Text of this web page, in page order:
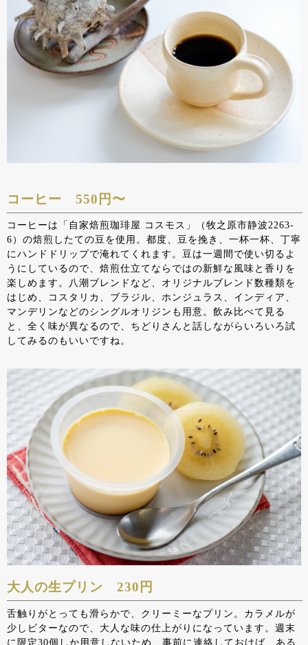
コーヒー 550円〜
コーヒーは「自家焙煎珈琲屋 コスモス」（牧之原市静波2263-
6）の焙煎したての豆を使用。都度、豆を挽き、一杯一杯、丁寧
にハンドドリップで淹れてくれます。豆は一週間で使い切るよ
うにしているので、焙煎仕立てならではの新鮮な風味と香りを
楽しめます。八潮ブレンドなど、オリジナルブレンド数種類を
はじめ、コスタリカ、ブラジル、ホンジュラス、インディア、
マンデリンなどのシングルオリジンも用意。飲み比べて見る
と、全く味が異なるので、ちどりさんと話しながらいろいろ試
してみるのもいいですね。
大人の生プリン 230円
舌触りがとっても滑らかで、クリーミーなプリン。カラメルが
少しビターなので、大人な味の仕上がりになっています。週末
に限定30個しか用意しないため、事前に連絡しておけば、ある